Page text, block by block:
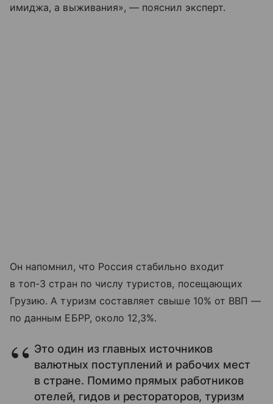
имиджа, а выживания», — пояснил эксперт.
Он напомнил, что Россия стабильно входит
в топ-3 стран по числу туристов, посещающих
Грузию. А туризм составляет свыше 10% от ВВП —
по данным ЕБРР, около 12,3%.
Это один из главных источников
валютных поступлений и рабочих мест
в стране. Помимо прямых работников
отелей, гидов и рестораторов, туризм